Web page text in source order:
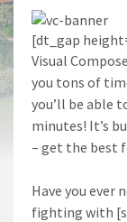
[dt_gap
Visual
you tons of
you’ll be able
minutes! It’s
– get the best
Have you ever
fighting with